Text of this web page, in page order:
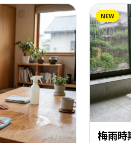
NEW
梅雨時